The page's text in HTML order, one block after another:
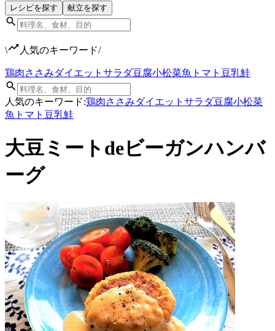
レシピを探す 献立を探す
\ 人気のキーワード/
鶏肉ささみダイエット サラダ豆腐小松菜魚 トマト 豆乳鮭
人気のキーワード:鶏肉ささみダイエット サラダ豆腐小松菜
魚 トマト 豆乳鮭
大豆ミートdeビーガンハンバ
ーグ